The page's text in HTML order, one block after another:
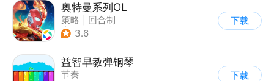
奥特曼系列OL
策略
回合制
| 动漫改编
3.6
下载
益智早教弹钢琴
节奏
下载